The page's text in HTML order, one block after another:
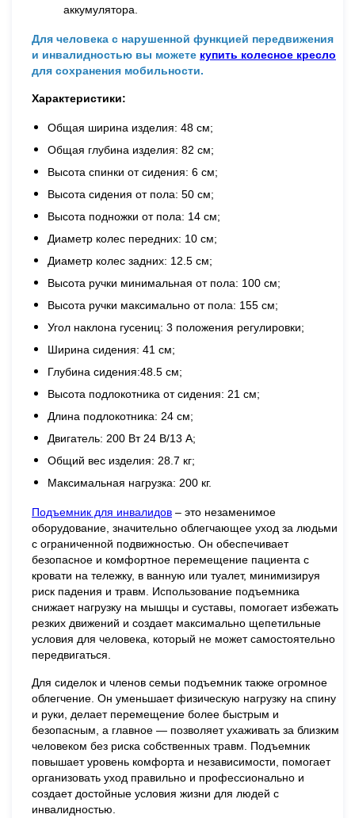
аккумулятора.
Для человека с нарушенной функцией передвижения
и инвалидностью вы можете купить колесное кресло
для сохранения мобильности.
Характеристики:
Общая ширина изделия: 48 см;
Общая глубина изделия: 82 см;
Высота спинки от сидения: 6 см;
Высота сидения от пола: 50 см;
Высота подножки от пола: 14 см;
Диаметр колес передних: 10 см;
Диаметр колес задних: 12.5 см;
Высота ручки минимальная от пола: 100 см;
Высота ручки максимально от пола: 155 см;
Угол наклона гусениц: 3 положения регулировки;
Ширина сидения: 41 см;
Глубина сидения:48.5 см;
Высота подлокотника от сидения: 21 см;
Длина подлокотника: 24 см;
Двигатель: 200 Вт 24 В/13 А;
Общий вес изделия: 28.7 кг;
Максимальная нагрузка: 200 кг.
Подъемник для инвалидов – это незаменимое
оборудование, значительно облегчающее уход за людьми
с ограниченной подвижностью. Он обеспечивает
безопасное и комфортное перемещение пациента с
кровати на тележку, в ванную или туалет, минимизируя
риск падения и травм. Использование подъемника
снижает нагрузку на мышцы и суставы, помогает избежать
резких движений и создает максимально щепетильные
условия для человека, который не может самостоятельно
передвигаться.
Для сиделок и членов семьи подъемник также огромное
облегчение. Он уменьшает физическую нагрузку на спину
и руки, делает перемещение более быстрым и
безопасным, а главное — позволяет ухаживать за близким
человеком без риска собственных травм. Подъемник
повышает уровень комфорта и независимости, помогает
организовать уход правильно и профессионально и
создает достойные условия жизни для людей с
инвалидностью.